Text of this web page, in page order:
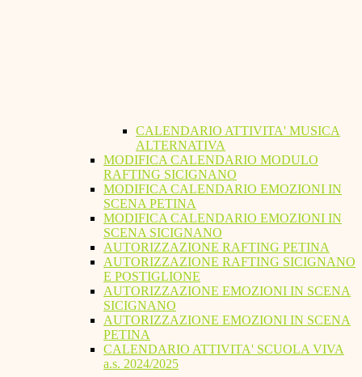
CALENDARIO ATTIVITA' MUSICA
ALTERNATIVA
MODIFICA CALENDARIO MODULO
RAFTING SICIGNANO
MODIFICA CALENDARIO EMOZIONI IN
SCENA PETINA
MODIFICA CALENDARIO EMOZIONI IN
SCENA SICIGNANO
AUTORIZZAZIONE RAFTING PETINA
AUTORIZZAZIONE RAFTING SICIGNANO
E POSTIGLIONE
AUTORIZZAZIONE EMOZIONI IN SCENA
SICIGNANO
AUTORIZZAZIONE EMOZIONI IN SCENA
PETINA
CALENDARIO ATTIVITA' SCUOLA VIVA
a.s. 2024/2025